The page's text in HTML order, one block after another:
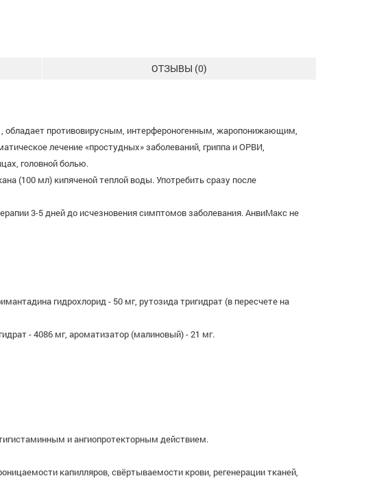
ОТЗЫВЫ (0)
обладает противовирусным, интерфероногенным, жаропонижающим,
лечение «простудных» заболеваний, гриппа и ОРВИ,
головной болью.
(100 мл) кипяченой теплой воды. Употребить сразу после
3-5 дней до исчезновения симптомов заболевания. АнвиМакс не
гидрохлорид - 50 мг, рутозида тригидрат (в пересчете на
- 4086 мг, ароматизатор (малиновый) - 21 мг.
и ангиопротекторным действием.
капилляров, свёртываемости крови, регенерации тканей,